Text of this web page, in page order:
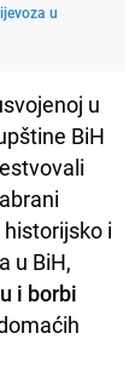
u
u
BiH
i
u BiH,
i borbi